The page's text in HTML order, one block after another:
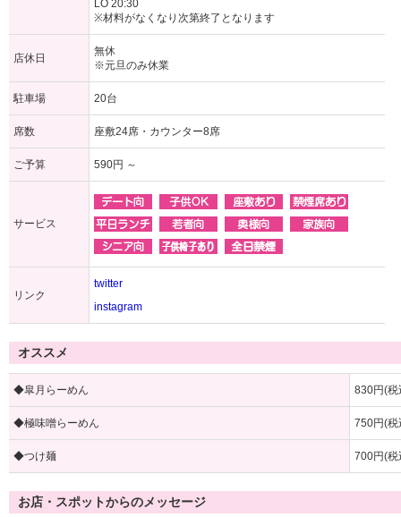
LO 20:30
※材料がなくなり次第終了となります
店休日
無休
※元旦のみ休業
駐車場 20台
席数 座敷24席・カウンター8席
ご予算 590円 ～
サービス
リンク
twitter
instagram
オススメ
◆皐月らーめん 830円(税
◆極味噌らーめん 750円(税
◆つけ麺 700円(税
お店・スポットからのメッセージ